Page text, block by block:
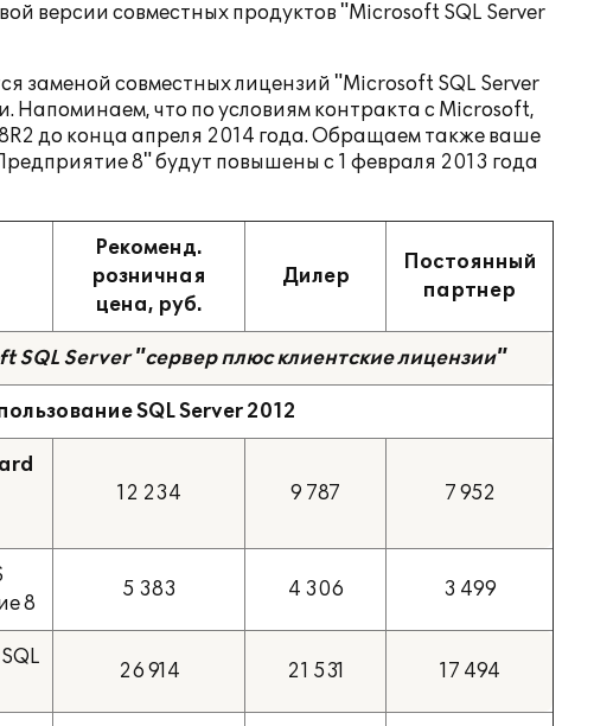
версии совместных продуктов "Microsoft SQL Server
заменой совместных лицензий "Microsoft SQL Server
Напоминаем, что по условиям контракта с Microsoft,
до конца апреля 2014 года. Обращаем также ваше
8" будут повышены с 1 февраля 2013 года
Рекоменд.
розничная
цена, руб.
Дилер
Постоянный
партнер
SQL Server "сервер плюс клиентские лицензии"
SQL Server 2012
12 234 9 787 7 952
8
5 383 4 306 3 499
26 914 21 531 17 494